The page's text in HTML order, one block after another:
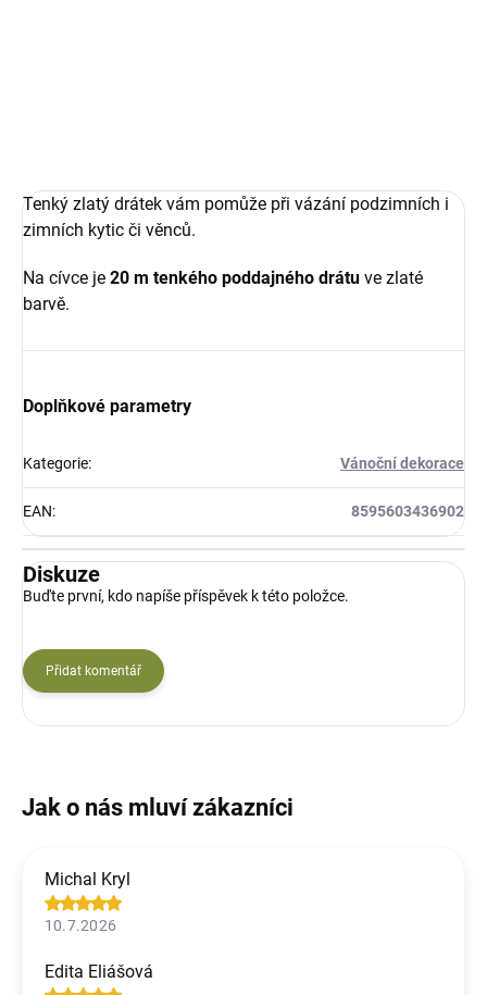
Tenký zlatý drátek vám pomůže při vázání podzimních i
zimních kytic či věnců.
Na cívce je 20 m tenkého poddajného drátu ve zlaté
barvě.
Doplňkové parametry
Kategorie: Vánoční dekorace
EAN: 8595603436902
Diskuze
Buďte první, kdo napíše příspěvek k této položce.
Přidat komentář
Michal Kryl
10.7.2026
Edita Eliášová